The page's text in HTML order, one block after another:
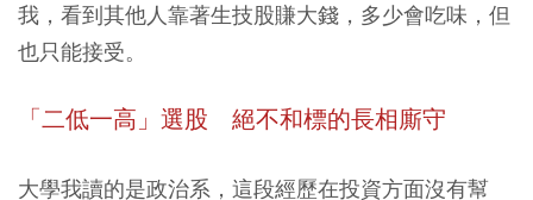
我，看到其他人靠著生技股賺大錢，多少會吃味，但
也只能接受。
「二低一高」選股 絕不和標的長相廝守
大學我讀的是政治系，這段經歷在投資方面沒有幫